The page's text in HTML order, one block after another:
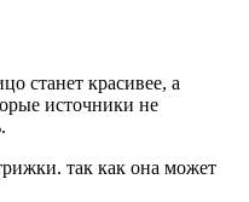
станет красивее, а
источники не
так как она может